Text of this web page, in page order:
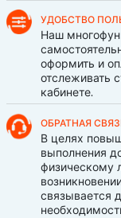
УДОБСТВО
Наш
оформить и
отслеживать
кабинете.
ОБРАТНАЯ
В целях
выполнения
физическому
связывается